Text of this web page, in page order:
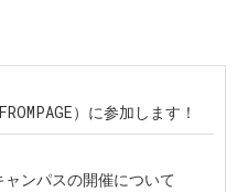
）に参加します！
ンパスの開催について